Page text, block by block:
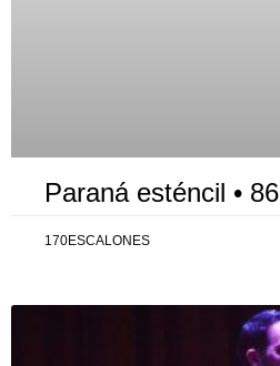
Paraná esténcil • 86
170ESCALONES